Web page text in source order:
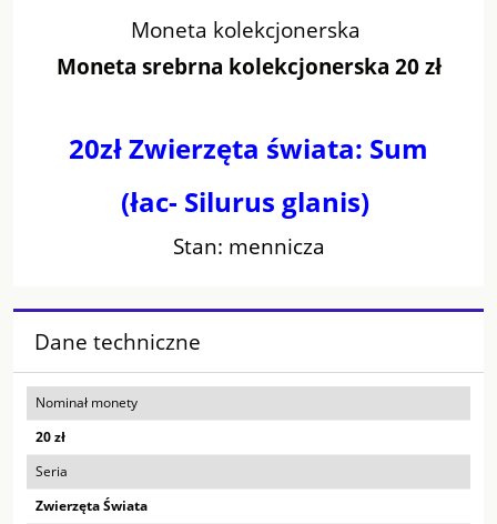
Moneta kolekcjonerska
Moneta srebrna kolekcjonerska 20 zł
20zł Zwierzęta świata: Sum
(łac- Silurus glanis)
Stan: mennicza
Dane techniczne
Nominał monety
20 zł
Seria
Zwierzęta Świata